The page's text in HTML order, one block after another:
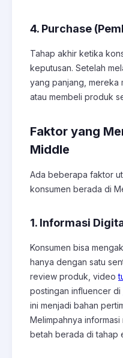
4. Purchase
Tahap akhir ketika
keputusan. Setelah
yang panjang, mereka
atau membeli produk
Faktor yang
Middle
Ada beberapa faktor
konsumen berada di
1. Informasi
Konsumen bisa
hanya dengan satu
review produk, video
postingan influencer di
ini menjadi bahan
Melimpahnya
betah berada di tahap